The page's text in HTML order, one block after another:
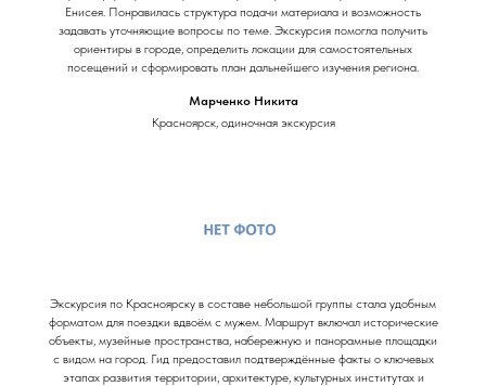
Енисея. Понравилась структура подачи материала и возможность
задавать уточняющие вопросы по теме. Экскурсия помогла получить
ориентиры в городе, определить локации для самостоятельных
посещений и сформировать план дальнейшего изучения региона.
Марченко Никита
Красноярск, одиночная экскурсия
Экскурсия по Красноярску в составе небольшой группы стала удобным
форматом для поездки вдвоём с мужем. Маршрут включал исторические
объекты, музейные пространства, набережную и панорамные площадки
с видом на город. Гид предоставил подтверждённые факты о ключевых
этапах развития территории, архитектуре, культурных институтах и